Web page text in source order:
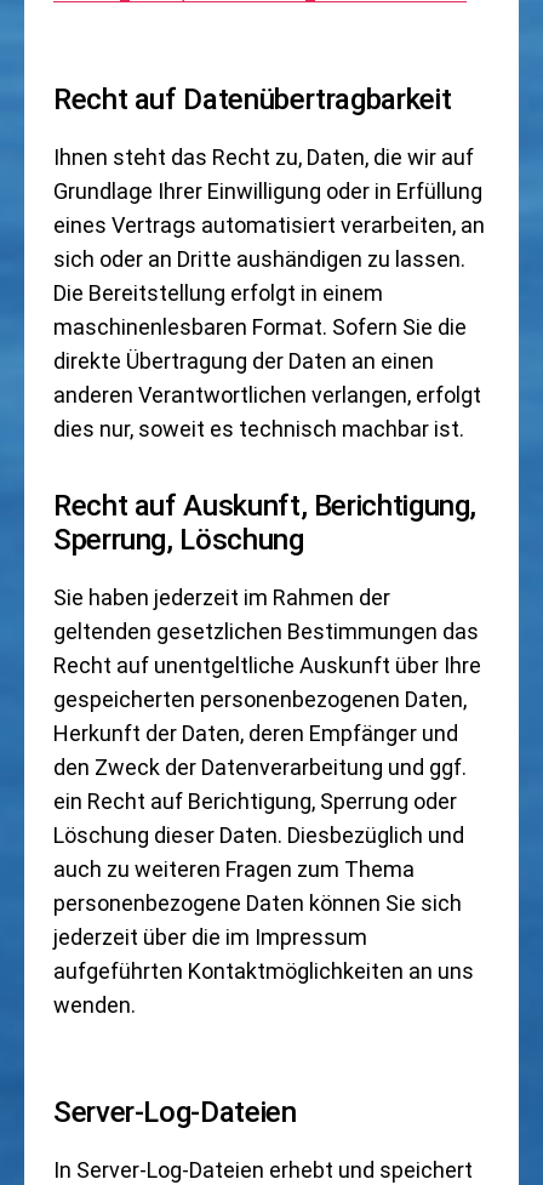
Recht auf Datenübertragbarkeit
Ihnen steht das Recht zu, Daten, die wir auf
Grundlage Ihrer Einwilligung oder in Erfüllung
eines Vertrags automatisiert verarbeiten, an
sich oder an Dritte aushändigen zu lassen.
Die Bereitstellung erfolgt in einem
maschinenlesbaren Format. Sofern Sie die
direkte Übertragung der Daten an einen
anderen Verantwortlichen verlangen, erfolgt
dies nur, soweit es technisch machbar ist.
Recht auf Auskunft, Berichtigung,
Sperrung, Löschung
Sie haben jederzeit im Rahmen der
geltenden gesetzlichen Bestimmungen das
Recht auf unentgeltliche Auskunft über Ihre
gespeicherten personenbezogenen Daten,
Herkunft der Daten, deren Empfänger und
den Zweck der Datenverarbeitung und ggf.
ein Recht auf Berichtigung, Sperrung oder
Löschung dieser Daten. Diesbezüglich und
auch zu weiteren Fragen zum Thema
personenbezogene Daten können Sie sich
jederzeit über die im Impressum
aufgeführten Kontaktmöglichkeiten an uns
wenden.
Server-Log-Dateien
In Server-Log-Dateien erhebt und speichert